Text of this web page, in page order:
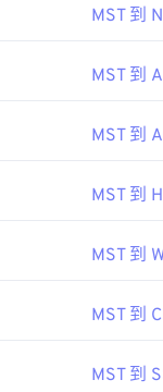
MST 到
MST 到
MST 到
MST 到
MST 到
MST 到
MST 到